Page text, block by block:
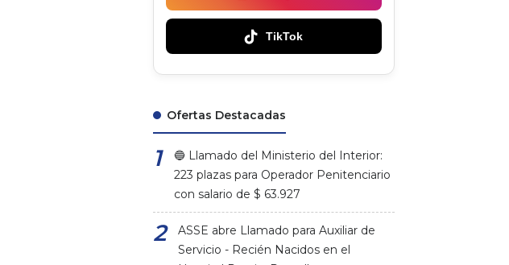
TikTok
Ofertas Destacadas
🔵 Llamado del Ministerio del Interior:
223 plazas para Operador Penitenciario
con salario de $ 63.927
ASSE abre Llamado para Auxiliar de
Servicio - Recién Nacidos en el